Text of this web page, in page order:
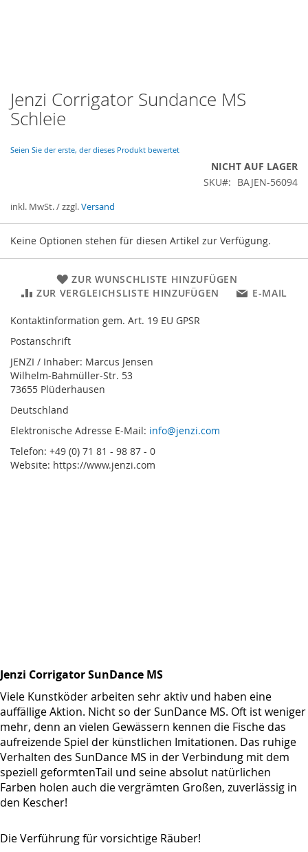
Zum
Anfang
der
springen
Jenzi Corrigator Sundance MS
Schleie
Seien Sie der erste, der dieses Produkt bewertet
NICHT AUF LAGER
SKU
BAJEN-56094
inkl. MwSt. / zzgl.Versand
Produkte
-
Keine Optionen stehen für diesen Artikel zur Verfügung.
ZUR WUNSCHLISTE HINZUFÜGEN
ZUR VERGLEICHSLISTE HINZUFÜGEN
E-MAIL
Kontaktinformation gem. Art. 19 EU GPSR
Postanschrift
JENZI / Inhaber: Marcus Jensen
Wilhelm-Bahmüller-Str. 53
73655 Plüderhausen
Deutschland
Elektronische Adresse E-Mail: info@jenzi.com
Telefon: +49 (0) 71 81 - 98 87 - 0
Website: https://www.jenzi.com
Jenzi Corrigator SunDance MS
Viele Kunstköder arbeiten sehr aktiv und haben eine
auffällige Aktion. Nicht so der SunDance MS. Oft ist weniger
mehr, denn an vielen Gewässern kennen die Fische das
aufreizende Spiel der künstlichen Imitationen. Das ruhige
Verhalten des SunDance MS in der Verbindung mit dem
speziell geformtenTail und seine absolut natürlichen
Farben holen auch die vergrämten Großen‚ zuverlässig in
den Kescher!
Die Verführung für vorsichtige Räuber!